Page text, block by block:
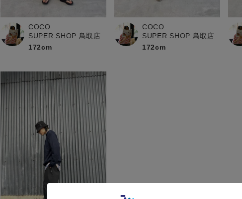
COCO
SUPER SHOP 鳥取店
172cm
COCO
SUPER SHOP 鳥取店
172cm